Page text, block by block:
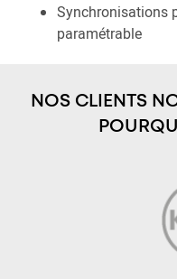
Synchronisations
paramétrable
NOS CLIENTS